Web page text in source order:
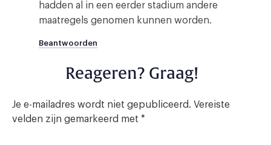
hadden al in een eerder stadium andere
maatregels genomen kunnen worden.
Beantwoorden
Reageren? Graag!
Je e-mailadres wordt niet gepubliceerd. Vereiste
velden zijn gemarkeerd met *